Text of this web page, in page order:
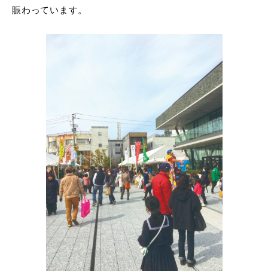
賑わっています。